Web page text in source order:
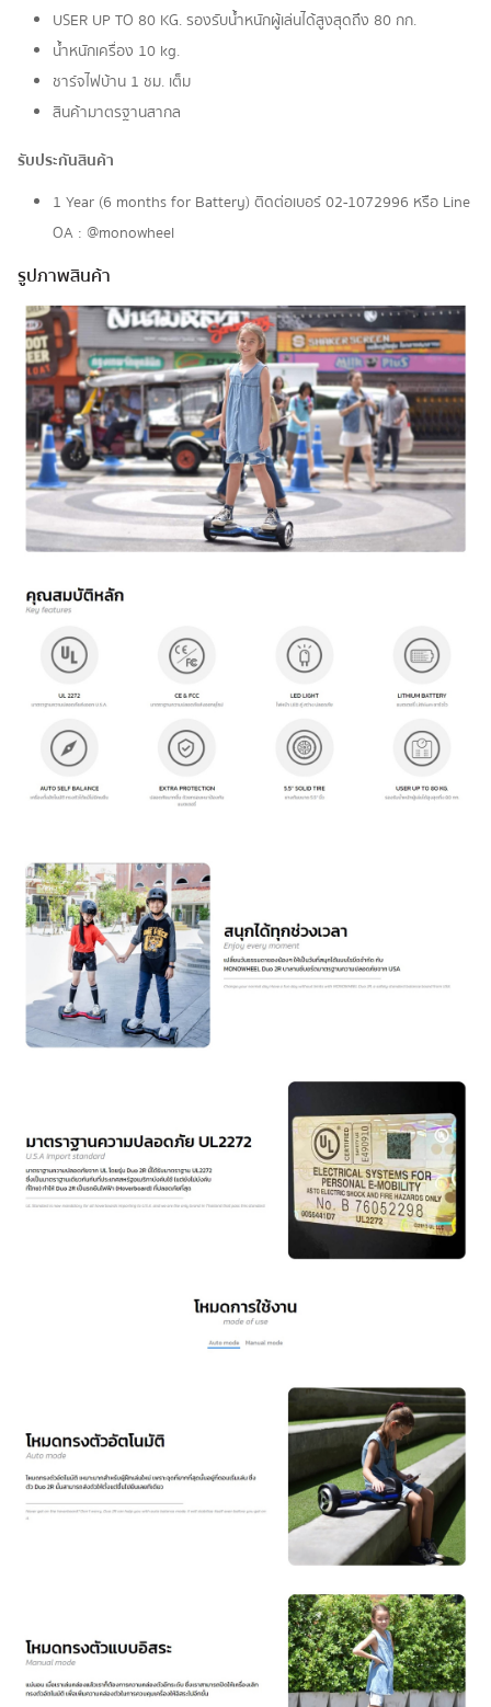
USER UP TO 80 KG. รองรับน้ำหนักผู้เล่นได้สูงสุดถึง 80 กก.
น้ำหนักเครื่อง 10 kg.
ชาร์จไฟบ้าน 1 ชม. เต็ม
สินค้ามาตรฐานสากล
รับประกันสินค้า
1 Year (6 months for Battery) ติดต่อเบอร์ 02-1072996 หรือ Line
OA : @monowheel
รูปภาพสินค้า